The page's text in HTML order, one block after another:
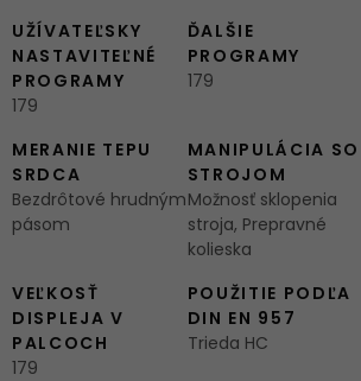
UŽÍVATEĽSKY
NASTAVITEĽNÉ
PROGRAMY
179
ĎALŠIE
PROGRAMY
179
MERANIE TEPU
SRDCA
Bezdrôtové hrudným
pásom
MANIPULÁCIA SO
STROJOM
Možnosť sklopenia
stroja, Prepravné
kolieska
VEĽKOSŤ
DISPLEJA V
PALCOCH
179
POUŽITIE PODĽA
DIN EN 957
Trieda HC